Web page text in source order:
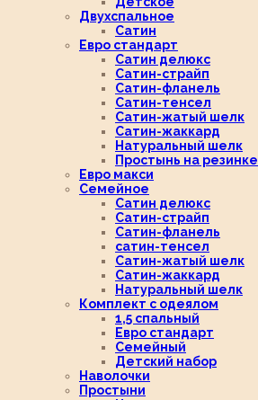
Двухспальное
Сатин
Евро стандарт
Сатин делюкс
Сатин-страйп
Сатин-фланель
Сатин-тенсел
Сатин-жатый шелк
Сатин-жаккард
Натуральный шелк
Простынь на резинке
Евро макси
Семейное
Сатин делюкс
Сатин-страйп
Сатин-фланель
сатин-тенсел
Сатин-жатый шелк
Сатин-жаккард
Натуральный шелк
Комплект с одеялом
1,5 спальный
Евро стандарт
Семейный
Детский набор
Наволочки
Простыни